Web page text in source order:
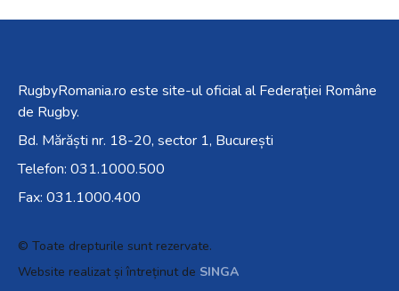
RugbyRomania.ro este site-ul oficial al Federației Române
de Rugby.
Bd. Mărăști nr. 18-20, sector 1, București
Telefon: 031.1000.500
Fax: 031.1000.400
© Toate drepturile sunt rezervate.
Website realizat și întreținut de SINGA